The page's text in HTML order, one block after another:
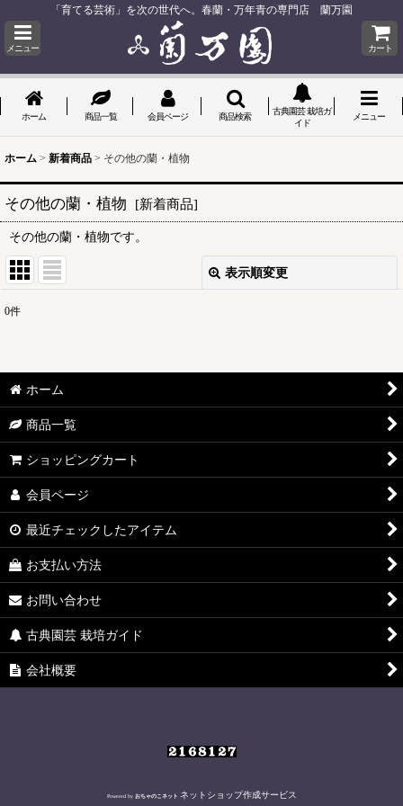
「育てる芸術」を次の世代へ。春蘭・万年青の専門店 蘭万園
メニュー カート
ホーム 商品一覧 会員ページ 商品検索
古典園芸 栽培ガ
イド
メニュー
ホーム > 新着商品 > その他の蘭・植物
その他の蘭・植物 [新着商品]
その他の蘭・植物です。
表示順変更
並び順:
0件
ホーム
商品一覧
ショッピングカート
会員ページ
最近チェックしたアイテム
お支払い方法
お問い合わせ
古典園芸 栽培ガイド
会社概要
Powered by おちゃのこネット ネットショップ作成サービス